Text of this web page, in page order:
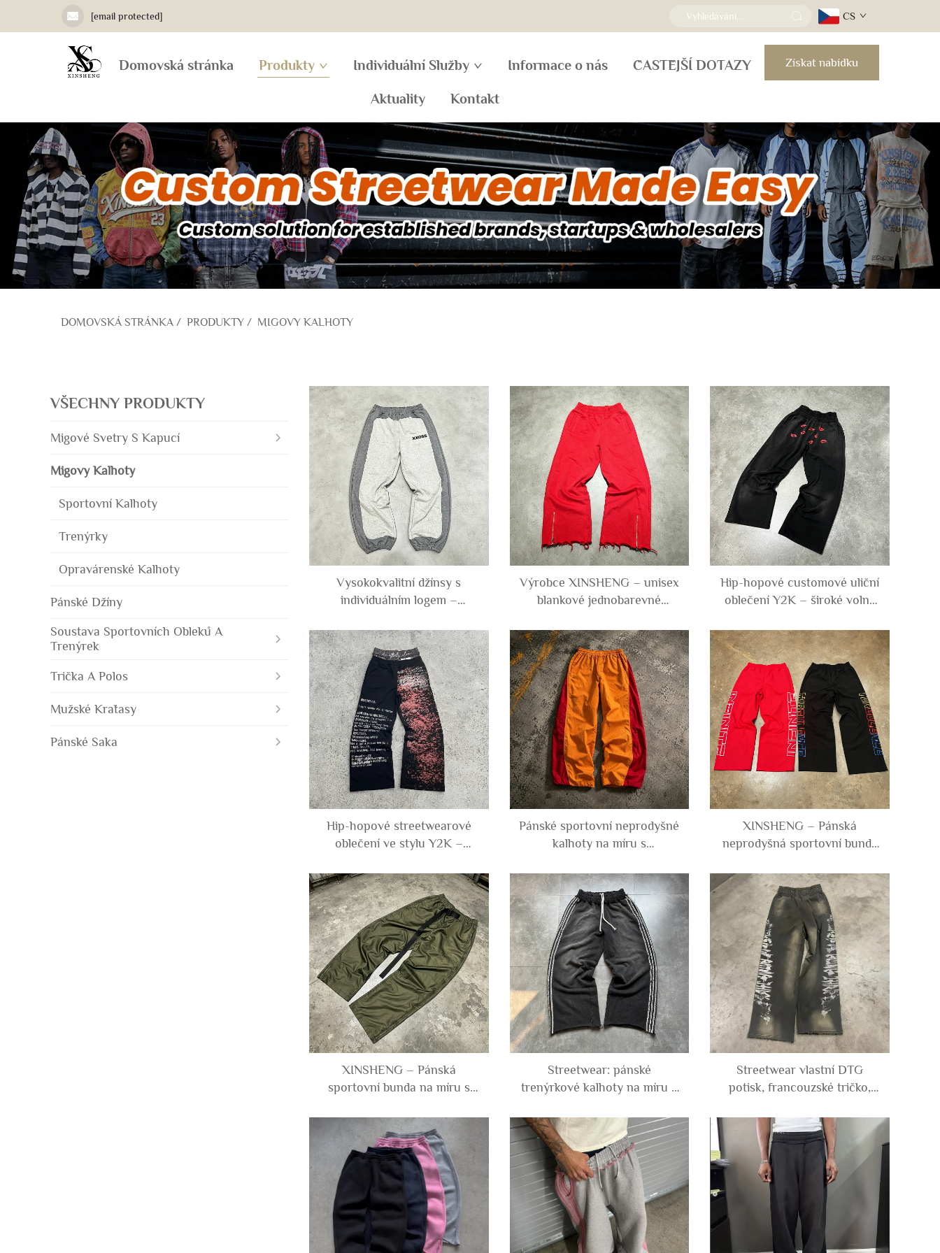
[email protected] CS
Domovská stránka Produkty Individuální Služby Informace o nás ČASTĚJŠÍ DOTAZY
Aktuality Kontakt
Získat nabídku
DOMOVSKÁ STRÁNKA/ PRODUKTY / MIGOVY KALHOTY
VŠECHNY PRODUKTY
Migové Svetry S Kapucí
Migovy Kalhoty
Sportovní Kalhoty
Trenýrky
Opravárenské Kalhoty
Pánské Džíny
Soustava Sportovních Obleků A
Trenýrek
Trička A Polos
Mužské Kraťasy
Pánské Saka
Vysokokvalitní džínsy s
individuálním logem –
100% bavlny pro muže,
barevně rozdělené a složené z
různých částí (patchwork), z
materiálu french terry
Výrobce XINSHENG – unisex
blankové jednobarevné
francouzského teri (french
terry) z bavlny se zipem,
široké a volné džogery pro
muže
Hip-hopové customové uliční
oblečení Y2K – široké volné
potiskem a kyselinovým
praním, se dvěma pasy, pro
muže
Hip-hopové streetwearové
oblečení ve stylu Y2K –
francouzského teri,
potiskované grafikou, široké
kalhoty s volným střihem a
dvojitým pasem pro muže
Pánské sportovní neprodyšné
kalhoty na míru s
rozděleným designem,
přehnaně velké, volné, široké,
z polyesteru a nylonu
XINSHENG – Pánská
neprodyšná sportovní bunda
široké volné trenýrkové
kalhoty z matné krčkové
nylonové látky
XINSHENG – Pánská
sportovní bunda na míru s
polyesteru, rovného střihu,
multifunkční technické
oblečení, cargo kalhoty z
nylonu
Streetwear: pánské
trenýrkové kalhoty na míru s
vzoru po stranách, z 100%
bavlny, s kyselinovým praním,
široké, volné, s nízkým
střihem
Streetwear vlastní DTG
potisk, francouzské tričko,
volné, široké nohavice,
vyblednuté sluncem,
kyselinové oplachování,
trenky, mikina